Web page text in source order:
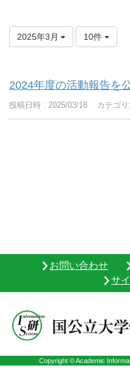
2025年3月 10件
2024年度の活動報告を
投稿日時 : 2025/03/18 カテゴリ:
お問い合わせ
サ
Copyright © Academic